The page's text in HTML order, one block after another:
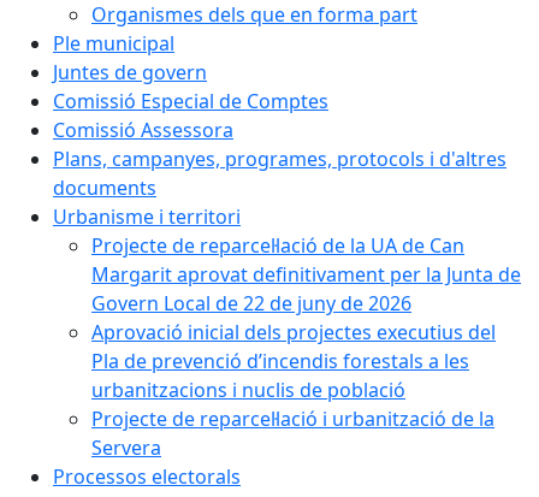
Organismes dels que en forma part
Ple municipal
Juntes de govern
Comissió Especial de Comptes
Comissió Assessora
Plans, campanyes, programes, protocols i d'altres
documents
Urbanisme i territori
Projecte de reparcel·lació de la UA de Can
Margarit aprovat definitivament per la Junta de
Govern Local de 22 de juny de 2026
Aprovació inicial dels projectes executius del
Pla de prevenció d’incendis forestals a les
urbanitzacions i nuclis de població
Projecte de reparcel·lació i urbanització de la
Servera
Processos electorals